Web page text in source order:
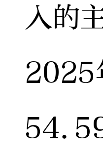
入的
2025